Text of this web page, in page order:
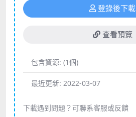
登錄後下載
查看預覽
包含資源: (1個)
最近更新: 2022-03-07
下載遇到問題？可聯系客服或反饋